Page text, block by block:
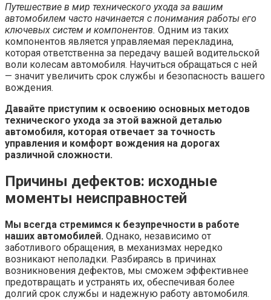
Путешествие в мир технического ухода за вашим
автомобилем часто начинается с понимания работы его
ключевых систем и компонентов. Одним из таких
компонентов является управляемая перекладина,
которая ответственна за передачу вашей водительской
воли колесам автомобиля. Научиться обращаться с ней
— значит увеличить срок службы и безопасность вашего
вождения.
Давайте приступим к освоению основных методов
технического ухода за этой важной деталью
автомобиля, которая отвечает за точность
управления и комфорт вождения на дорогах
различной сложности.
Причины дефектов: исходные
моменты неисправностей
Мы всегда стремимся к безупречности в работе
наших автомобилей. Однако, независимо от
заботливого обращения, в механизмах нередко
возникают неполадки. Разбираясь в причинах
возникновения дефектов, мы сможем эффективнее
предотвращать и устранять их, обеспечивая более
долгий срок службы и надежную работу автомобиля.